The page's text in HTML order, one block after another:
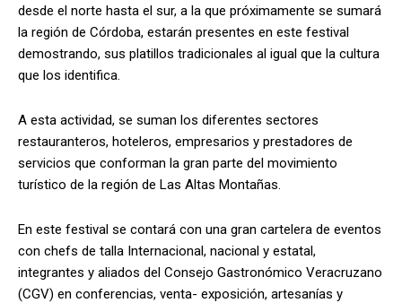
desde el norte hasta el sur, a la que próximamente se sumará
la región de Córdoba, estarán presentes en este festival
demostrando, sus platillos tradicionales al igual que la cultura
que los identifica.
A esta actividad, se suman los diferentes sectores
restauranteros, hoteleros, empresarios y prestadores de
servicios que conforman la gran parte del movimiento
turístico de la región de Las Altas Montañas.
En este festival se contará con una gran cartelera de eventos
con chefs de talla Internacional, nacional y estatal,
integrantes y aliados del Consejo Gastronómico Veracruzano
(CGV) en conferencias, venta- exposición, artesanías y